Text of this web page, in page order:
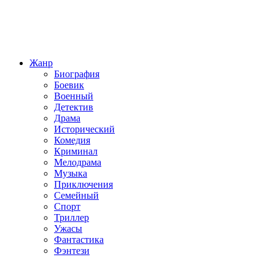
Жанр
Биография
Боевик
Военный
Детектив
Драма
Исторический
Комедия
Криминал
Мелодрама
Музыка
Приключения
Семейный
Спорт
Триллер
Ужасы
Фантастика
Фэнтези